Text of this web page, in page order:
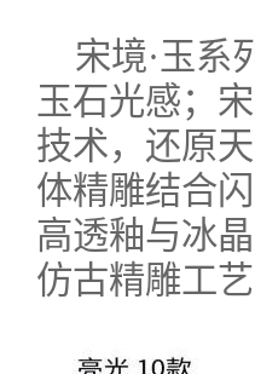
宋境·玉系
玉石光感；
技术，还原
体精雕结合
高透釉与冰
仿古精雕工